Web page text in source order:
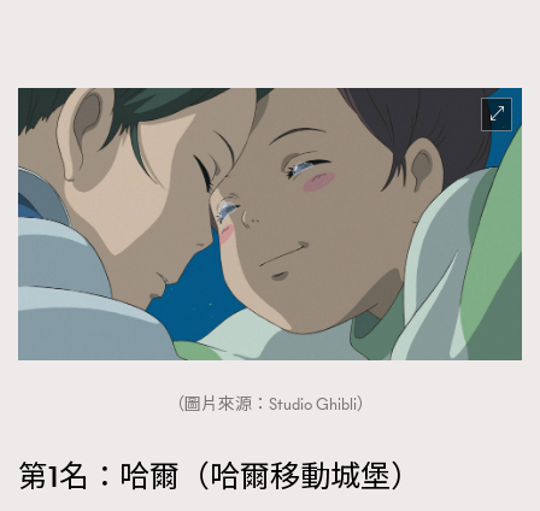
（圖片來源：Studio Ghibli）
第1名：哈爾（哈爾移動城堡）